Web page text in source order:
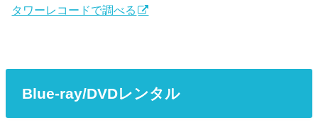
タワーレコードで調べる
Blue-ray/DVDレンタル